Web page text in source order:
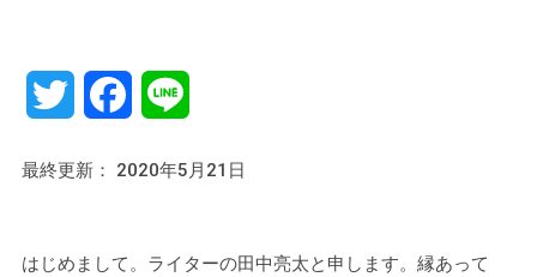
Twitter Facebook
最終更新： 2020年5月21日
はじめまして。ライターの田中亮太と申します。縁あって